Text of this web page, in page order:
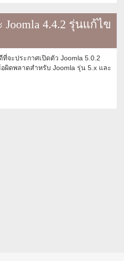
Joomla 4.4.2 รุ่นแก้ไข
จะประกาศเปิดตัว Joomla 5.0.2
ผิดพลาดสำหรับ Joomla รุ่น 5.x และ